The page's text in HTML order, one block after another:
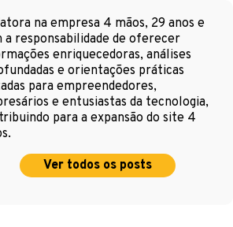
na empresa 4 mãos, 29 anos e
a responsabilidade de oferecer
enriquecedoras, análises
e orientações práticas
para empreendedores,
e entusiastas da tecnologia,
para a expansão do site 4
Ver todos os posts